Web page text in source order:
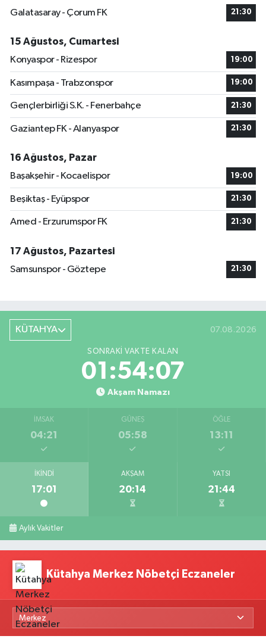
Galatasaray - Çorum FK
21:30
15 Ağustos, Cumartesi
Konyaspor - Rizespor
19:00
Kasımpaşa - Trabzonspor 19:00
Gençlerbirliği S.K. - Fenerbahçe 21:30
Gaziantep FK - Alanyaspor 21:30
16 Ağustos, Pazar
Başakşehir - Kocaelispor
19:00
Beşiktaş - Eyüpspor 21:30
Amed - Erzurumspor FK 21:30
17 Ağustos, Pazartesi
Samsunspor - Göztepe
21:30
KÜTAHYA 07.08.2026
SONRAKI VAKTE KALAN
01:54:06
Akşam Namazı
İMSAK
04:21
GÜNEŞ
05:58
ÖĞLE
13:11
İKINDI
17:01
AKŞAM
20:14
YATSI
21:44
Aylık Vakitler
Kütahya Merkez Nöbetçi Eczaneler